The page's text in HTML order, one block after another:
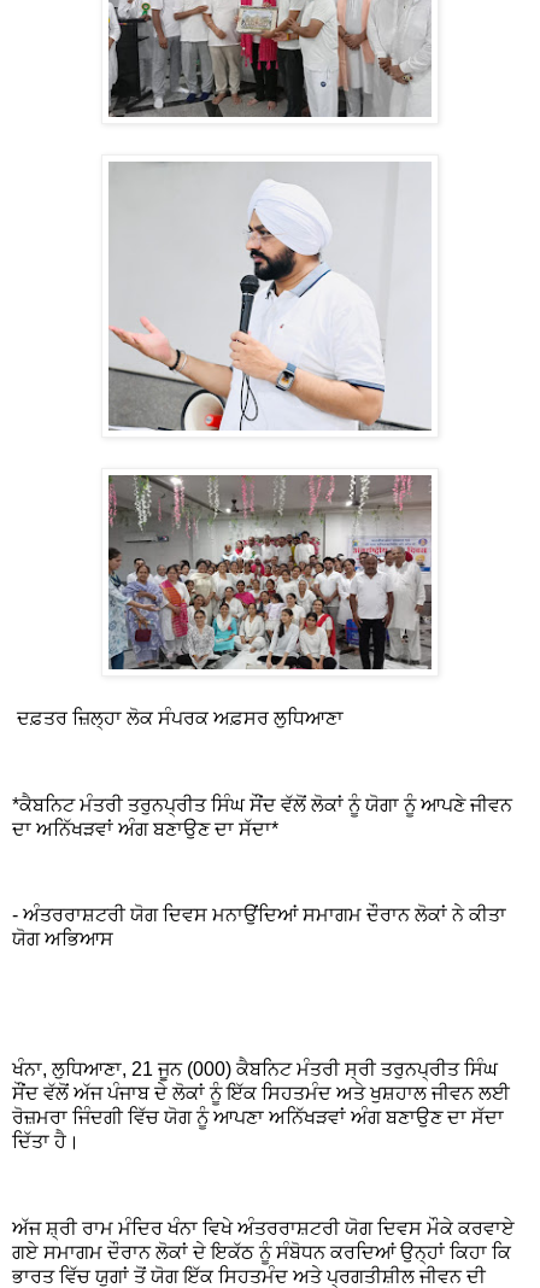
ਦਫ਼ਤਰ ਜ਼ਿਲ੍ਹਾ ਲੋਕ ਸੰਪਰਕ ਅਫ਼ਸਰ ਲੁਧਿਆਣਾ
*ਕੈਬਨਿਟ ਮੰਤਰੀ ਤਰੁਨਪ੍ਰੀਤ ਸਿੰਘ ਸੌਂਦ ਵੱਲੋਂ ਲੋਕਾਂ ਨੂੰ ਯੋਗਾ ਨੂੰ ਆਪਣੇ ਜੀਵਨ
ਦਾ ਅਨਿੱਖੜਵਾਂ ਅੰਗ ਬਣਾਉਣ ਦਾ ਸੱਦਾ*
- ਅੰਤਰਰਾਸ਼ਟਰੀ ਯੋਗ ਦਿਵਸ ਮਨਾਉਂਦਿਆਂ ਸਮਾਗਮ ਦੌਰਾਨ ਲੋਕਾਂ ਨੇ ਕੀਤਾ
ਯੋਗ ਅਭਿਆਸ
ਖੰਨਾ, ਲੁਧਿਆਣਾ, 21 ਜੂਨ (000) ਕੈਬਨਿਟ ਮੰਤਰੀ ਸ੍ਰੀ ਤਰੁਨਪ੍ਰੀਤ ਸਿੰਘ
ਸੌਂਦ ਵੱਲੋਂ ਅੱਜ ਪੰਜਾਬ ਦੇ ਲੋਕਾਂ ਨੂੰ ਇੱਕ ਸਿਹਤਮੰਦ ਅਤੇ ਖੁਸ਼ਹਾਲ ਜੀਵਨ ਲਈ
ਰੋਜ਼ਮਰਾ ਜਿੰਦਗੀ ਵਿੱਚ ਯੋਗ ਨੂੰ ਆਪਣਾ ਅਨਿੱਖੜਵਾਂ ਅੰਗ ਬਣਾਉਣ ਦਾ ਸੱਦਾ
ਦਿੱਤਾ ਹੈ।
ਅੱਜ ਸ਼੍ਰੀ ਰਾਮ ਮੰਦਿਰ ਖੰਨਾ ਵਿਖੇ ਅੰਤਰਰਾਸ਼ਟਰੀ ਯੋਗ ਦਿਵਸ ਮੌਕੇ ਕਰਵਾਏ
ਗਏ ਸਮਾਗਮ ਦੌਰਾਨ ਲੋਕਾਂ ਦੇ ਇਕੱਠ ਨੂੰ ਸੰਬੋਧਨ ਕਰਦਿਆਂ ਉਨ੍ਹਾਂ ਕਿਹਾ ਕਿ
ਭਾਰਤ ਵਿੱਚ ਯੁਗਾਂ ਤੋਂ ਯੋਗ ਇੱਕ ਸਿਹਤਮੰਦ ਅਤੇ ਪ੍ਰਗਤੀਸ਼ੀਲ ਜੀਵਨ ਦੀ